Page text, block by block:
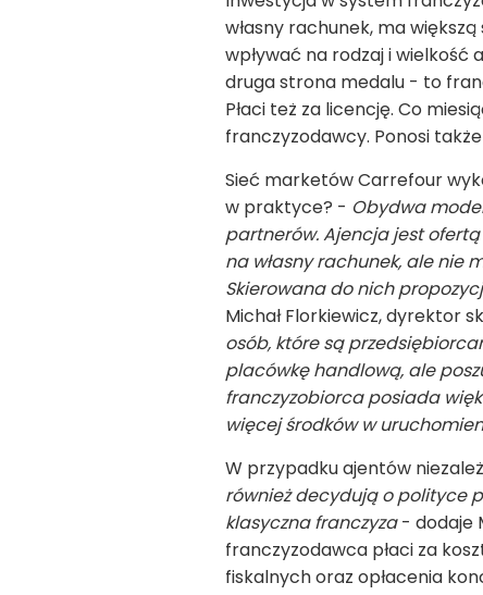
własny rachunek, ma
wpływać na rodzaj i wielkość
druga strona medalu - to
Płaci też za licencję. Co
franczyzodawcy. Ponosi
Sieć marketów Carrefour
w praktyce? - Obydwa
partnerów. Ajencja jest
na własny rachunek, ale nie
Skierowana do nich
Michał Florkiewicz, dyrektor
osób, które są
placówkę handlową, ale
franczyzobiorca posiada
więcej środków w
W przypadku ajentów
również decydują o polityce
klasyczna franczyza- dodaje
franczyzodawca płaci za
fiskalnych oraz opłacenia